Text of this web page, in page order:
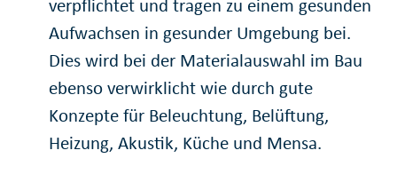
verpflichtet und tragen zu einem gesunden
Aufwachsen in gesunder Umgebung bei.
Dies wird bei der Materialauswahl im Bau
ebenso verwirklicht wie durch gute
Konzepte für Beleuchtung, Belüftung,
Heizung, Akustik, Küche und Mensa.